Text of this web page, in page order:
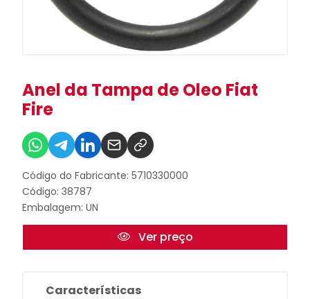
Anel da Tampa de Oleo Fiat
Fire
Código do Fabricante: 5710330000
Código: 38787
Embalagem: UN
Ver preço
Características